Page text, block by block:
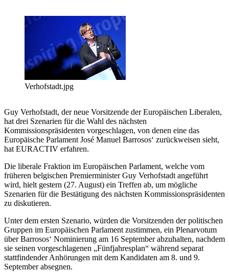
Verhofstadt.jpg
Guy Verhofstadt, der neue Vorsitzende der Europäischen Liberalen,
hat drei Szenarien für die Wahl des nächsten
Kommissionspräsidenten vorgeschlagen, von denen eine das
Europäische Parlament José Manuel Barrosos‘ zurückweisen sieht,
hat EURACTIV erfahren.
Die liberale Fraktion im Europäischen Parlament, welche vom
früheren belgischen Premierminister Guy Verhofstadt angeführt
wird, hielt gestern (27. August) ein Treffen ab, um mögliche
Szenarien für die Bestätigung des nächsten Kommissionspräsidenten
zu diskutieren.
Unter dem ersten Szenario, würden die Vorsitzenden der politischen
Gruppen im Europäischen Parlament zustimmen, ein Plenarvotum
über Barrosos‘ Nominierung am 16 September abzuhalten, nachdem
sie seinen vorgeschlagenen „Fünfjahresplan“ während separat
stattfindender Anhörungen mit dem Kandidaten am 8. und 9.
September absegnen.